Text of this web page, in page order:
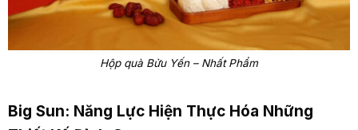
Hộp quà Bửu Yến – Nhất Phẩm
Big Sun: Năng Lực Hiện Thực Hóa Những